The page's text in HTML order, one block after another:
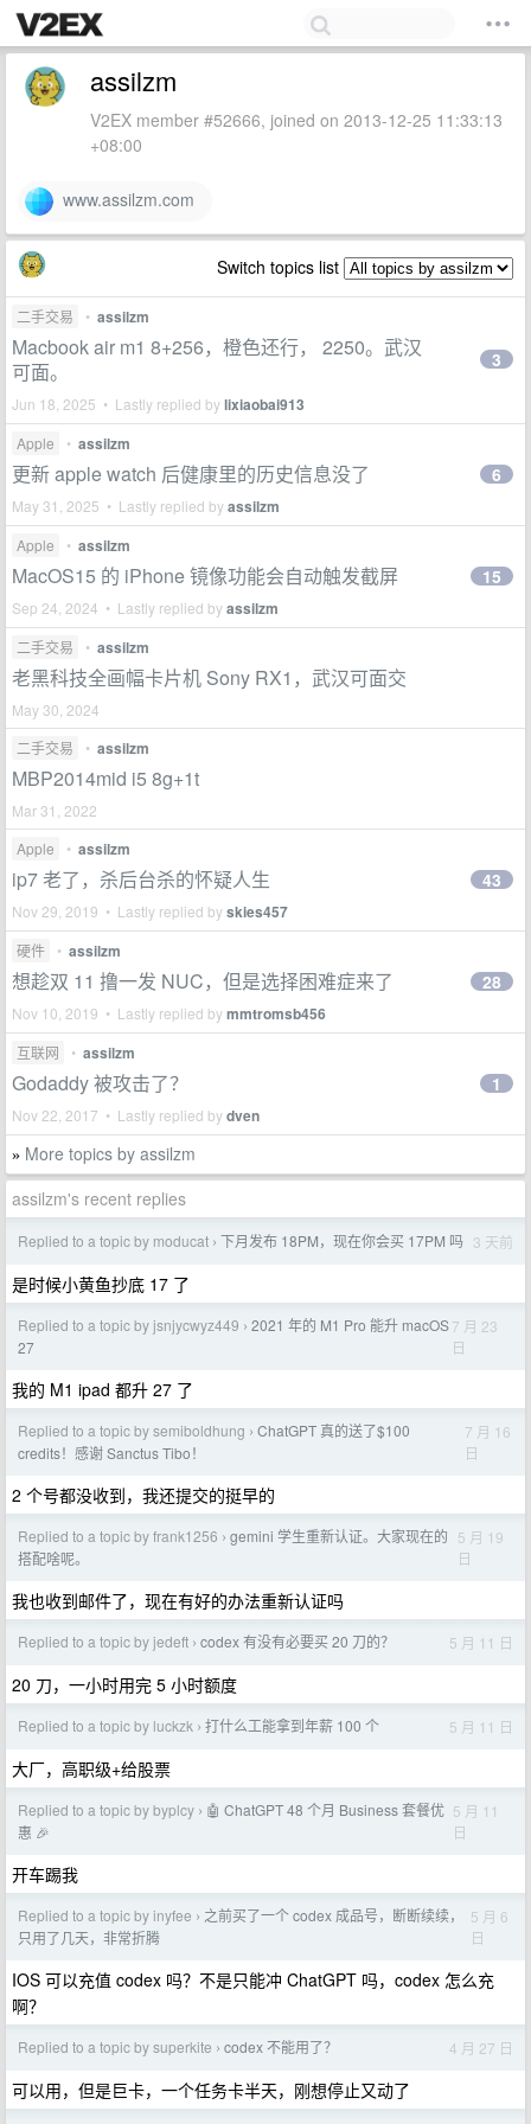
assilzm
V2EX member #52666, joined on 2013-12-25 11:33:13
+08:00
www.assilzm.com
Switch topics list
二手交易 • assilzm
Macbook air m1 8+256，橙色还行， 2250。武汉
可面。
Jun 18, 2025 • Lastly replied bylixiaobai913
3
Apple • assilzm
更新 apple watch 后健康里的历史信息没了
May 31, 2025 • Lastly replied byassilzm
6
Apple • assilzm
MacOS15 的 iPhone 镜像功能会自动触发截屏
Sep 24, 2024 • Lastly replied byassilzm
15
二手交易 • assilzm
老黑科技全画幅卡片机 Sony RX1，武汉可面交
May 30, 2024
二手交易
• assilzm
MBP2014mid i5 8g+1t
Mar 31, 2022
Apple
• assilzm
ip7 老了，杀后台杀的怀疑人生
Nov 29, 2019 • Lastly replied byskies457
43
硬件 • assilzm
想趁双 11 撸一发 NUC，但是选择困难症来了
Nov 10, 2019 • Lastly replied bymmtromsb456
28
互联网 • assilzm
Godaddy 被攻击了？
Nov 22, 2017 • Lastly replied bydven
1
» More topics by assilzm
assilzm's recent replies
Replied to a topic by moducat › 下月发布 18PM，现在你会买 17PM 吗 3 天前
是时候小黄鱼抄底 17 了
Replied to a topic by jsnjycwyz449 › 2021 年的 M1 Pro 能升 macOS
27
7 月 23
日
我的 M1 ipad 都升 27 了
Replied to a topic by semiboldhung › ChatGPT 真的送了$100
credits！感谢 Sanctus Tibo！
7 月 16
日
2 个号都没收到，我还提交的挺早的
Replied to a topic by frank1256 › gemini 学生重新认证。大家现在的
搭配啥呢。
5 月 19
日
我也收到邮件了，现在有好的办法重新认证吗
Replied to a topic by jedeft › codex 有没有必要买 20 刀的？ 5 月 11 日
20 刀，一小时用完 5 小时额度
Replied to a topic by luckzk › 打什么工能拿到年薪 100 个 5 月 11 日
大厂，高职级+给股票
Replied to a topic by byplcy › 🤖 ChatGPT 48 个月 Business 套餐优
惠 🎉
5 月 11
日
开车踢我
Replied to a topic by inyfee › 之前买了一个 codex 成品号，断断续续，
只用了几天，非常折腾
5 月 6
日
IOS 可以充值 codex 吗？不是只能冲 ChatGPT 吗，codex 怎么充
啊？
Replied to a topic by superkite › codex 不能用了？ 4 月 27 日
可以用，但是巨卡，一个任务卡半天，刚想停止又动了